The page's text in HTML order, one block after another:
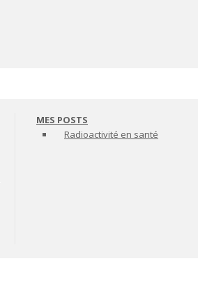
MES POSTS
Radioactivité en santé